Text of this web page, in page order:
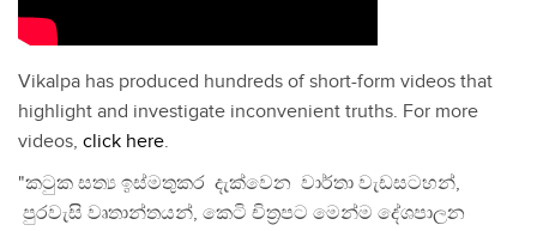
Vikalpa has produced hundreds of short-form videos that
highlight and investigate inconvenient truths. For more
videos, click here.
"කටුක සත්‍ය ඉස්මතුකර දැක්වෙන වාර්තා වැඩසටහන්,
පුරවැසි වෘතාන්තයන්, කෙටි චිත්‍රපට මෙන්ම දේශපාලන